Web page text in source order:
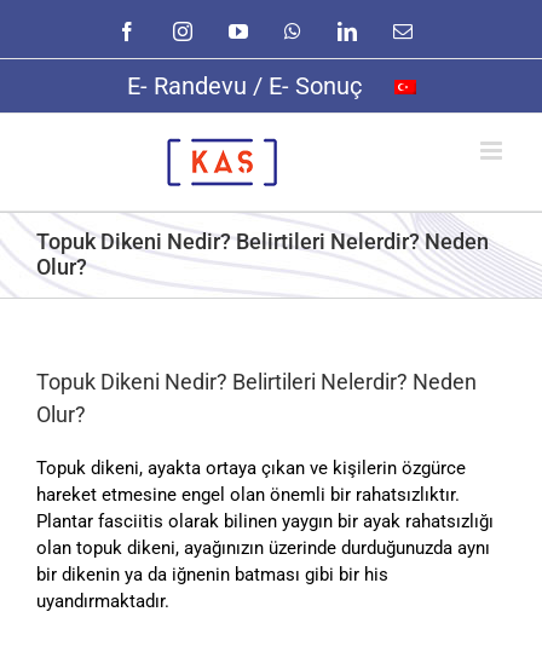
content
FacebookInstagramYouTubeWhatsAppLinkedInE-
E- Randevu / E- Sonuç
Topuk Dikeni Nedir? Belirtileri Nelerdir? Neden
Olur?
Topuk Dikeni Nedir? Belirtileri Nelerdir? Neden
Olur?
Topuk dikeni, ayakta ortaya çıkan ve kişilerin özgürce
hareket etmesine engel olan önemli bir rahatsızlıktır.
Plantar fasciitis olarak bilinen yaygın bir ayak rahatsızlığı
olan topuk dikeni, ayağınızın üzerinde durduğunuzda aynı
bir dikenin ya da iğnenin batması gibi bir his
uyandırmaktadır.